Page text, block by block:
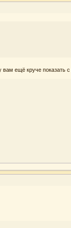
вам ещё круче показать